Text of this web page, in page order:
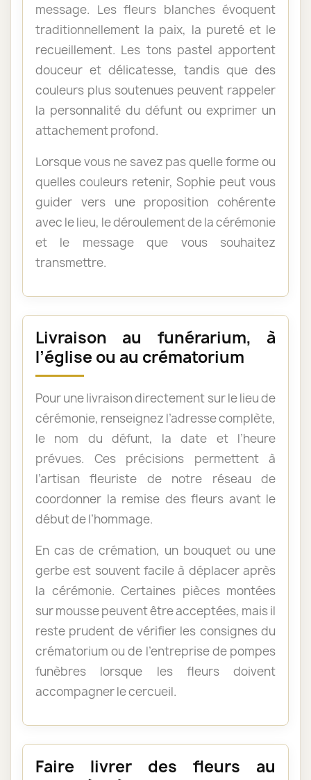
message. Les fleurs blanches évoquent
traditionnellement la paix, la pureté et le
recueillement. Les tons pastel apportent
douceur et délicatesse, tandis que des
couleurs plus soutenues peuvent rappeler
la personnalité du défunt ou exprimer un
attachement profond.
Lorsque vous ne savez pas quelle forme ou
quelles couleurs retenir, Sophie peut vous
guider vers une proposition cohérente
avec le lieu, le déroulement de la cérémonie
et le message que vous souhaitez
transmettre.
Livraison au funérarium, à
l’église ou au crématorium
Pour une livraison directement sur le lieu de
cérémonie, renseignez l’adresse complète,
le nom du défunt, la date et l’heure
prévues. Ces précisions permettent à
l’artisan fleuriste de notre réseau de
coordonner la remise des fleurs avant le
début de l’hommage.
En cas de crémation, un bouquet ou une
gerbe est souvent facile à déplacer après
la cérémonie. Certaines pièces montées
sur mousse peuvent être acceptées, mais il
reste prudent de vérifier les consignes du
crématorium ou de l’entreprise de pompes
funèbres lorsque les fleurs doivent
accompagner le cercueil.
Faire livrer des fleurs au